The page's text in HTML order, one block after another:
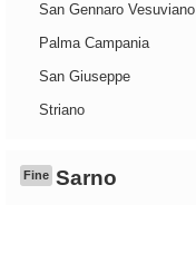
San Gennaro Vesuviano
Palma Campania
San Giuseppe
Striano
Fine Sarno